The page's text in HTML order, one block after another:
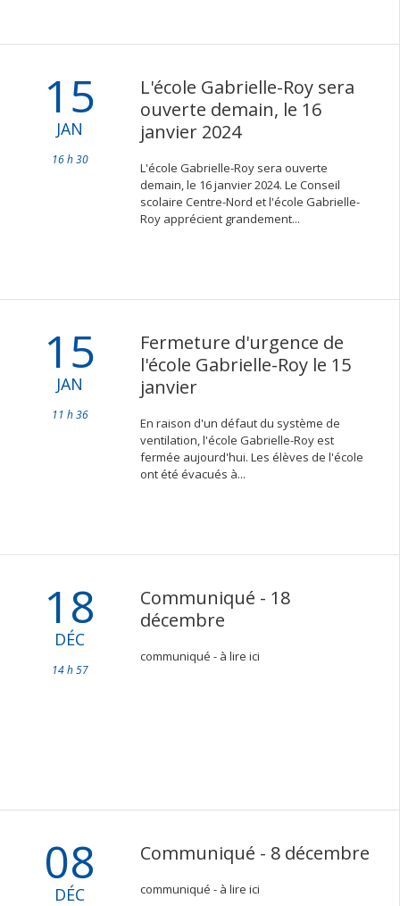
15
JAN
16 h 30
L'école Gabrielle-Roy sera
ouverte demain, le 16
janvier 2024
L'école Gabrielle-Roy sera ouverte
demain, le 16 janvier 2024. Le Conseil
scolaire Centre-Nord et l'école Gabrielle-
Roy apprécient grandement...
15
JAN
11 h 36
Fermeture d'urgence de
l'école Gabrielle-Roy le 15
janvier
En raison d'un défaut du système de
ventilation, l'école Gabrielle-Roy est
fermée aujourd'hui. Les élèves de l'école
ont été évacués à...
18
DÉC
14 h 57
Communiqué - 18
décembre
communiqué - à lire ici
08
DÉC
Communiqué - 8 décembre
communiqué - à lire ici